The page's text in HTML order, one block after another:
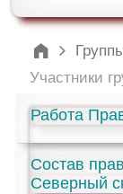
Участники
Работа
Состав
Северный